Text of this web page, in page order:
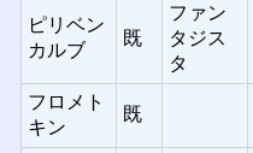
ピリベン
カルブ
既
ファン
タジス
タ
フロメト
キン
既